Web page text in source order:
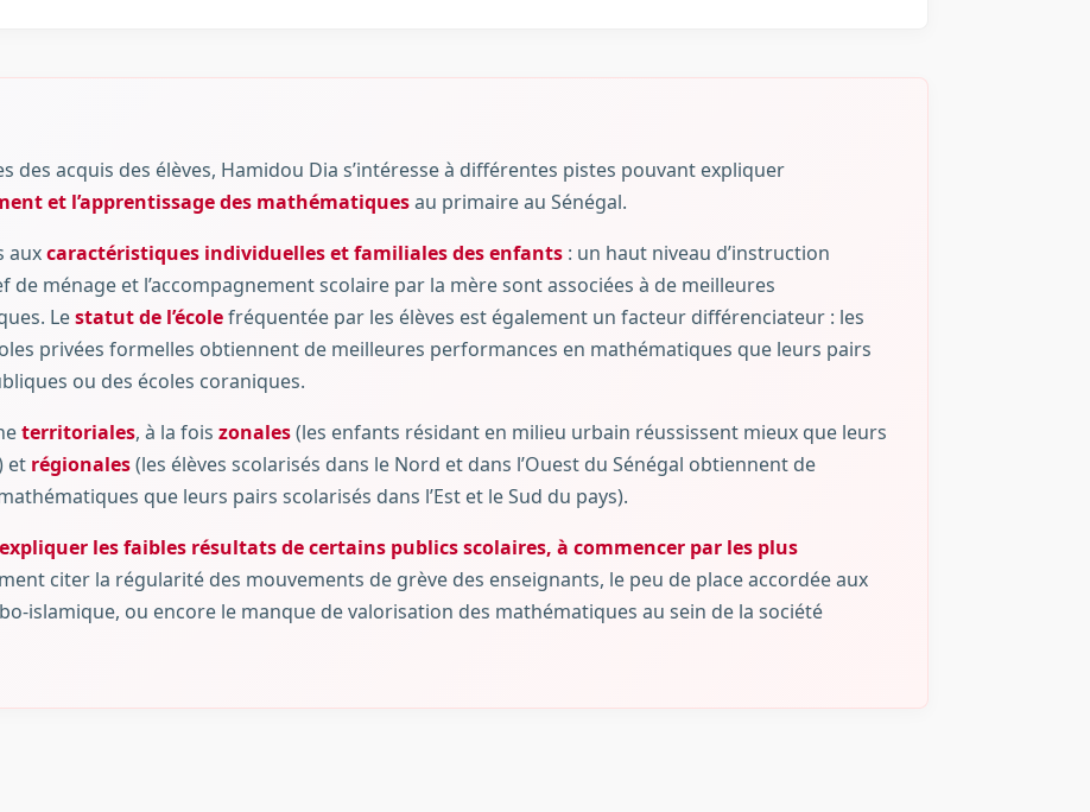
des acquis des élèves, Hamidou Dia s’intéresse à différentes pistes pouvant expliquer
et l’apprentissage des mathématiquesau primaire au Sénégal.
auxcaractéristiques individuelles et familiales des enfants : un haut niveau d’instruction
de ménage et l’accompagnement scolaire par la mère sont associées à de meilleures
Lestatut de l’écolefréquentée par les élèves est également un facteur différenciateur : les
privées formelles obtiennent de meilleures performances en mathématiques que leurs pairs
ou des écoles coraniques.
territoriales, à la fois zonales(les enfants résidant en milieu urbain réussissent mieux que leurs
et régionales(les élèves scolarisés dans le Nord et dans l’Ouest du Sénégal obtiennent de
que leurs pairs scolarisés dans l’Est et le Sud du pays).
les faibles résultats de certains publics scolaires, à commencer par les plus
citer la régularité des mouvements de grève des enseignants, le peu de place accordée aux
islamique, ou encore le manque de valorisation des mathématiques au sein de la société